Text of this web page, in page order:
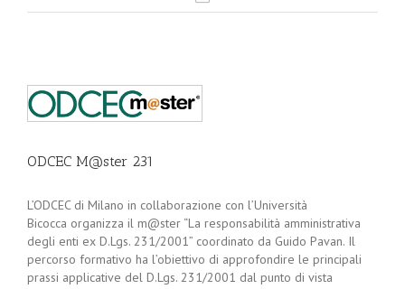
ODCEC M@ster 231
L’ODCEC di Milano in collaborazione con l’Università
Bicocca organizza il m@ster “La responsabilità amministrativa
degli enti ex D.Lgs. 231/2001” coordinato da Guido Pavan. Il
percorso formativo ha l’obiettivo di approfondire le principali
prassi applicative del D.Lgs. 231/2001 dal punto di vista